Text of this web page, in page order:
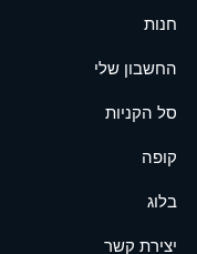
חנות
החשבון שלי
סל הקניות
קופה
בלוג
יצירת קשר